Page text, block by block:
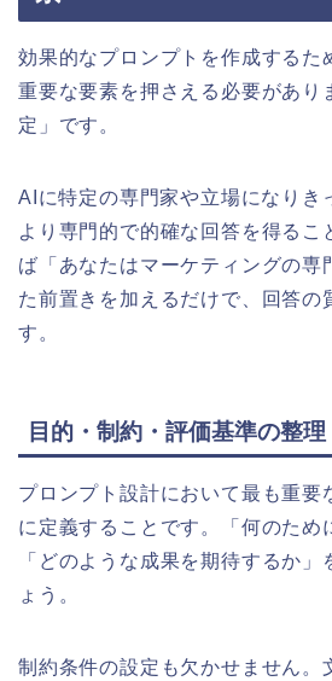
効果的なプロンプトを作成するた
重要な要素を押さえる必要があり
定」です。
AIに特定の専門家や立場になりき
より専門的で的確な回答を得るこ
ば「あなたはマーケティングの専
た前置きを加えるだけで、回答の
す。
目的・制約・評価基準の整理
プロンプト設計において最も重要
に定義することです。「何のため
「どのような成果を期待するか」
ょう。
制約条件の設定も欠かせません。